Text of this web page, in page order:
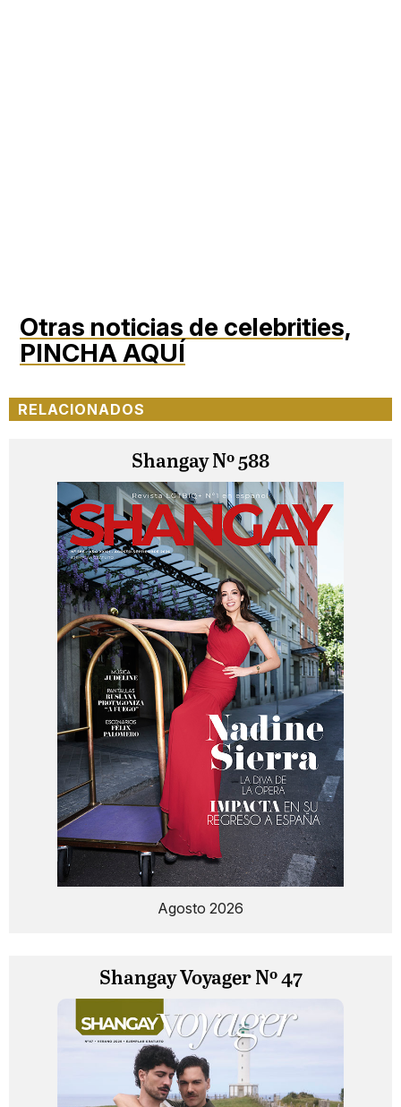
Otras noticias de celebrities,
PINCHA AQUÍ
RELACIONADOS
Shangay Nº 588
Agosto 2026
Shangay Voyager Nº 47